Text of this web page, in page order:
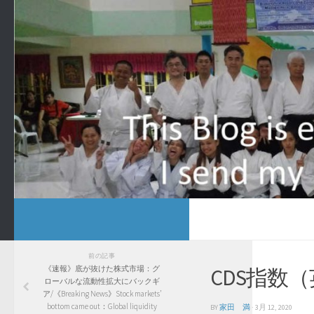
CDS指数
BY家田 満 · 3月 12, 2020
前の記事
《速報》底が抜けた株式市場：グ
ローバルな流動性拡大にバックギ
ア/《Breaking News》Stock markets’
bottom came out：Global liquidity